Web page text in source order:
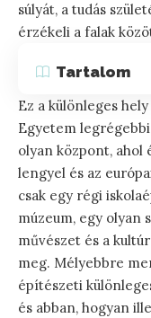
súlyát, a tudás
érzékeli a falak
Tartalom
Ez a különleges
Egyetem
olyan központ, ahol
lengyel és az
csak egy régi
múzeum, egy olyan
művészet és a
meg. Mélyebbre
építészeti
és abban, hogyan